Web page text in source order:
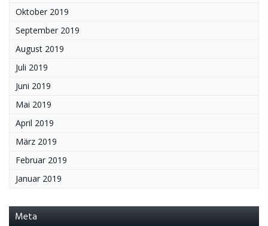
Oktober 2019
September 2019
August 2019
Juli 2019
Juni 2019
Mai 2019
April 2019
März 2019
Februar 2019
Januar 2019
Meta